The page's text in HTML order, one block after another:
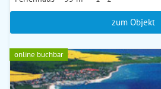
zum Objekt
online buchbar